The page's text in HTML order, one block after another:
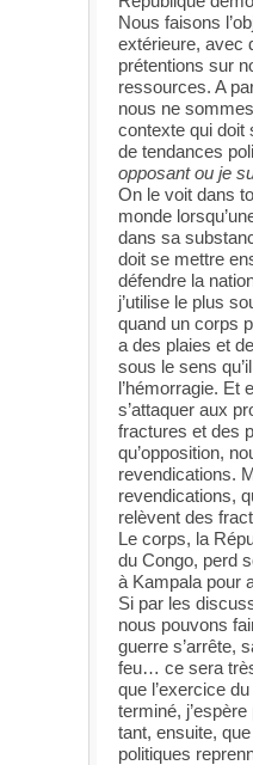
Nous faisons
extérieure, avec
prétentions sur
ressources. A
nous ne
contexte qui doit
de tendances
opposant ou je
On le voit dans
monde
dans sa
doit se mettre
défendre la
j’utilise le plus
quand un corps
a des plaies et
sous le sens
l’hémorragie. Et
s’attaquer aux
fractures et des
qu’opposition,
revendications.
revendications,
relèvent des
Le corps, la
du Congo, perd
à Kampala pour
Si par les
nous pouvons
guerre s’arrête,
feu… ce sera
que l’exercice
terminé,
tant, ensuite,
politiques